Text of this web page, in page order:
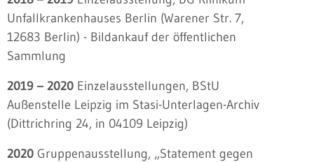
Unfallkrankenhauses Berlin (Warener Str. 7,
12683 Berlin) - Bildankauf der öffentlichen
Sammlung
2019 – 2020 Einzelausstellungen, BStU
Außenstelle Leipzig im Stasi-Unterlagen-Archiv
(Dittrichring 24, in 04109 Leipzig)
2020 Gruppenausstellung, „Statement gegen